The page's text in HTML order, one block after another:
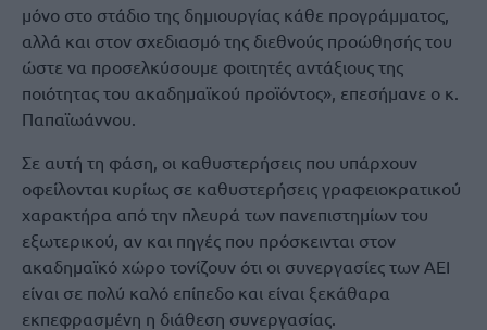
μόνο στο στάδιο της δημιουργίας κάθε προγράμματος,
αλλά και στον σχεδιασμό της διεθνούς προώθησής του
ώστε να προσελκύσουμε φοιτητές αντάξιους της
ποιότητας του ακαδημαϊκού προϊόντος», επεσήμανε ο κ.
Παπαϊωάννου.
Σε αυτή τη φάση, οι καθυστερήσεις που υπάρχουν
οφείλονται κυρίως σε καθυστερήσεις γραφειοκρατικού
χαρακτήρα από την πλευρά των πανεπιστημίων του
εξωτερικού, αν και πηγές που πρόσκεινται στον
ακαδημαϊκό χώρο τονίζουν ότι οι συνεργασίες των ΑΕΙ
είναι σε πολύ καλό επίπεδο και είναι ξεκάθαρα
εκπεφρασμένη η διάθεση συνεργασίας.